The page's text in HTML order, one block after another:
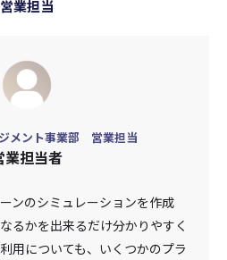
営業担当
メント事業部 営業担当
業担当者
ンのシミュレーションを作成
るかを出来るだけ分かりやすく
用についても、いくつかのプラ